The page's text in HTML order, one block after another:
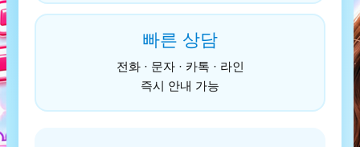
빠른 상담
전화 · 문자 · 카톡 · 라인
즉시 안내 가능